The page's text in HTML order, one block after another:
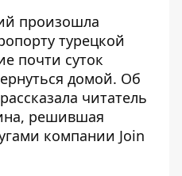
произошла
турецкой
почти суток
домой. Об
читатель
решившая
компании Join